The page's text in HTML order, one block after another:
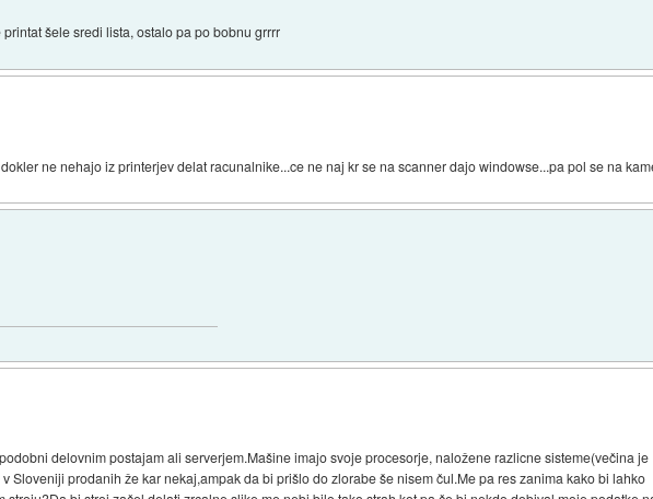
šele sredi lista, ostalo pa po bobnu grrrr
ne nehajo iz printerjev delat racunalnike...ce ne naj kr se na scanner dajo windowse...pa pol se na
delovnim postajam ali serverjem.Mašine imajo svoje procesorje, naložene razlicne sisteme(večina je
Sloveniji prodanih že kar nekaj,ampak da bi prišlo do zlorabe še nisem čul.Me pa res zanima kako bi lahko